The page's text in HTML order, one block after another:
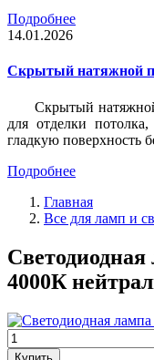
Подробнее
14.01.2026
Скрытый натяжной
Скрытый
для отделки
гладкую поверхность
Подробнее
Главная
Все для ламп и
4000К